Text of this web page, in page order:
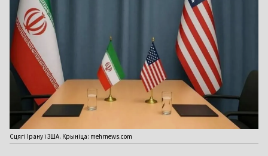
Сцягі Ірану і ЗША. Крыніца: mehrnews.com